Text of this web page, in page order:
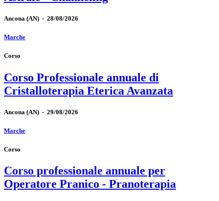
Ancona (AN) - 28/08/2026
Marche
Corso
Corso Professionale annuale di
Cristalloterapia Eterica Avanzata
Ancona (AN) - 29/08/2026
Marche
Corso
Corso professionale annuale per
Operatore Pranico - Pranoterapia